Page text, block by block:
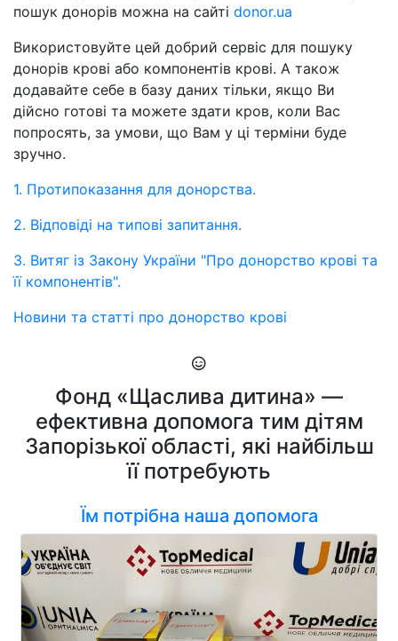
пошук донорів можна на сайті donor.ua
Використовуйте цей добрий сервіс для пошуку
донорів крові або компонентів крові. А також
додавайте себе в базу даних тільки, якщо Ви
дійсно готові та можете здати кров, коли Вас
попросять, за умови, що Вам у ці терміни буде
зручно.
1. Протипоказання для донорства.
2. Відповіді на типові запитання.
3. Витяг із Закону України "Про донорство крові та
її компонентів".
Новини та статті про донорство крові
Фонд «Щаслива дитина» —
ефективна допомога тим дітям
Запорізької області, які найбільш
її потребують
Їм потрібна наша допомога